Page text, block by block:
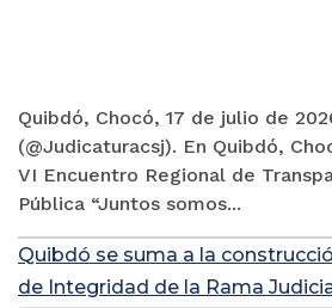
Quibdó, Chocó, 17 de julio de
(@Judicaturacsj). En Quibdó,
VI Encuentro Regional de
Pública “Juntos somos...
Quibdó se suma a la
de Integridad de la Rama